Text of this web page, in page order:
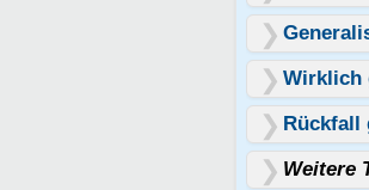
Wirklich
Rückfall
Weitere